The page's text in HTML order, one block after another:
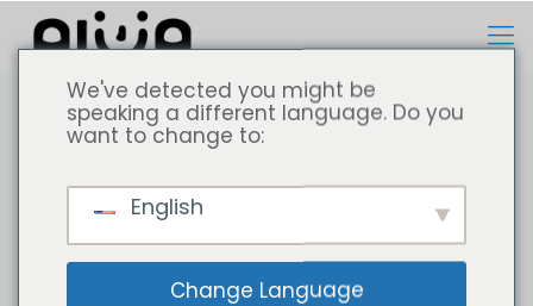
Todos Computador portátil
We've detected you might be
speaking a different language. Do you
want to change to:
English
Change Language